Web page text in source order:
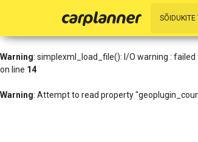
: simplexml_load_file(http://
Warning: simplexml_load_file(): I/O warning :
on line 14
Warning: Attempt to read property
SÕIDUKITE